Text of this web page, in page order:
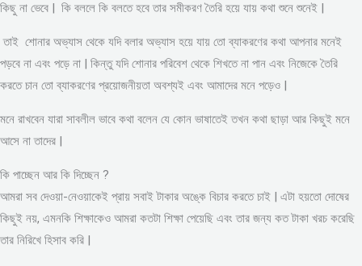
কিছু না ভেবে | কি বললে কি বলতে হবে তার সমীকরণ তৈরি হয়ে যায় কথা শুনে শুনেই |
তাই শোনার অভ্যাস থেকে যদি বলার অভ্যাস হয়ে যায় তো ব্যাকরণের কথা আপনার মনেই
পড়বে না এবং পড়ে না | কিন্তু যদি শোনার পরিবেশ থেকে শিখতে না পান এবং নিজেকে তৈরি
করতে চান তো ব্যাকরণের প্রয়োজনীয়তা অবশ্যই এবং আমাদের মনে পড়েও |
মনে রাখবেন যারা সাবলীল ভাবে কথা বলেন যে কোন ভাষাতেই তখন কথা ছাড়া আর কিছুই মনে
আসে না তাদের |
কি পাচ্ছেন আর কি দিচ্ছেন ?
আমরা সব দেওয়া-নেওয়াকেই প্রায় সবাই টাকার অঙ্কে বিচার করতে চাই | এটা হয়তো দোষের
কিছুই নয়, এমনকি শিক্ষাকেও আমরা কতটা শিক্ষা পেয়েছি এবং তার জন্য কত টাকা খরচ করেছি
তার নিরিখে হিসাব করি |